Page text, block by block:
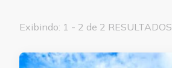
Exibindo: 1 - 2 de 2 RESULTADOS